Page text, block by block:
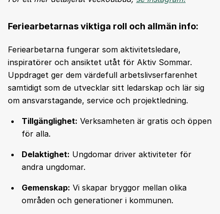
Feriearbetarnas viktiga roll och allmän info:
Feriearbetarna fungerar som aktivitetsledare,
inspiratörer och ansiktet utåt för Aktiv Sommar.
Uppdraget ger dem värdefull arbetslivserfarenhet
samtidigt som de utvecklar sitt ledarskap och lär sig
om ansvarstagande, service och projektledning.
Tillgänglighet: Verksamheten är gratis och öppen
för alla.
Delaktighet: Ungdomar driver aktiviteter för
andra ungdomar.
Gemenskap: Vi skapar bryggor mellan olika
områden och generationer i kommunen.